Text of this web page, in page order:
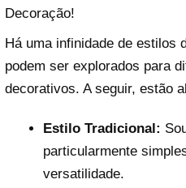
Decoração!
Há uma infinidade de estilos
podem ser explorados para
decorativos. A seguir, estão
Estilo Tradicional:
particularmente
versatilidade.